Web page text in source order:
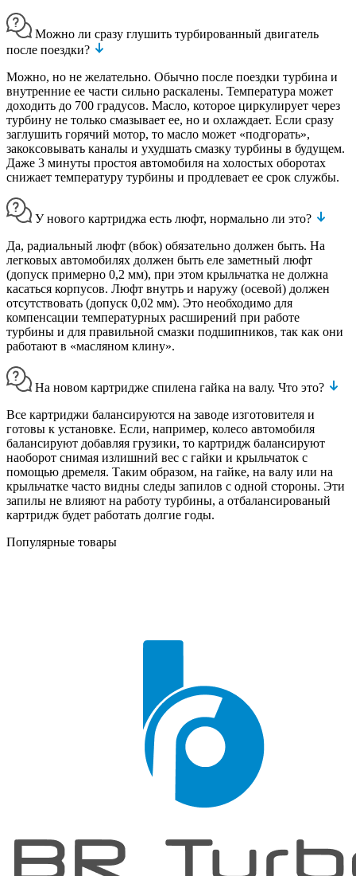
Можно ли сразу глушить турбированный двигатель
после поездки?
Можно, но не желательно. Обычно после поездки турбина и
внутренние ее части сильно раскалены. Температура может
доходить до 700 градусов. Масло, которое циркулирует через
турбину не только смазывает ее, но и охлаждает. Если сразу
заглушить горячий мотор, то масло может «подгорать»,
закоксовывать каналы и ухудшать смазку турбины в будущем.
Даже 3 минуты простоя автомобиля на холостых оборотах
снижает температуру турбины и продлевает ее срок службы.
У нового картриджа есть люфт, нормально ли это?
Да, радиальный люфт (вбок) обязательно должен быть. На
легковых автомобилях должен быть еле заметный люфт
(допуск примерно 0,2 мм), при этом крыльчатка не должна
касаться корпусов. Люфт внутрь и наружу (осевой) должен
отсутствовать (допуск 0,02 мм). Это необходимо для
компенсации температурных расширений при работе
турбины и для правильной смазки подшипников, так как они
работают в «масляном клину».
На новом картридже спилена гайка на валу. Что это?
Все картриджи балансируются на заводе изготовителя и
готовы к установке. Если, например, колесо автомобиля
балансируют добавляя грузики, то картридж балансируют
наоборот снимая излишний вес с гайки и крыльчаток с
помощью дремеля. Таким образом, на гайке, на валу или на
крыльчатке часто видны следы запилов с одной стороны. Эти
запилы не влияют на работу турбины, а отбалансированый
картридж будет работать долгие годы.
Популярные товары